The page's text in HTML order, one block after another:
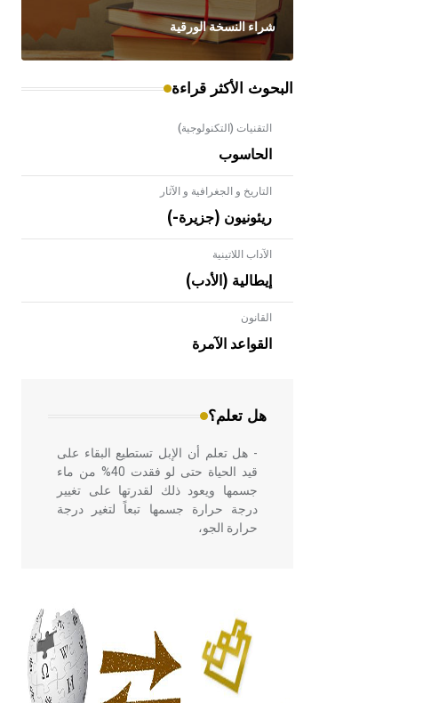
شراء النسخة الورقية
البحوث الأكثر قراءة
التقنيات (التكنولوجية)
الحاسوب
التاريخ و الجغرافية و الآثار
ريئونيون (جزيرة-)
الآداب اللاتينية
إيطالية (الأدب)
القانون
القواعد الآمرة
هل تعلم؟
- هل تعلم أن الأبلق نوع من الفنون
الهندسية التي ارتبطت بالعمارة الإسلامية
في بلاد الشام ومصر خاصة، حيث يحرص
- هل تعلم أن الإبل تستطيع البقاء على
قيد الحياة حتى لو فقدت 40% من ماء
جسمها ويعود ذلك لقدرتها على تغيير
درجة حرارة جسمها تبعاً لتغير درجة
حرارة الجو،
أربعة مؤلفات هي: الحكم، الأدلة، تنظيم
التغذية، ورسالته في جروح الرأس.
ويعود له الفضل بأنه حرر الطب من
الدين والفلسفة.